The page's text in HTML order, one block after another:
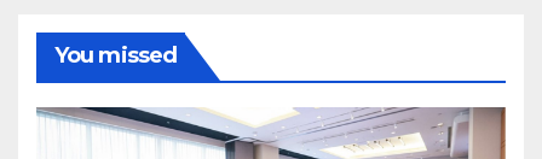
You missed